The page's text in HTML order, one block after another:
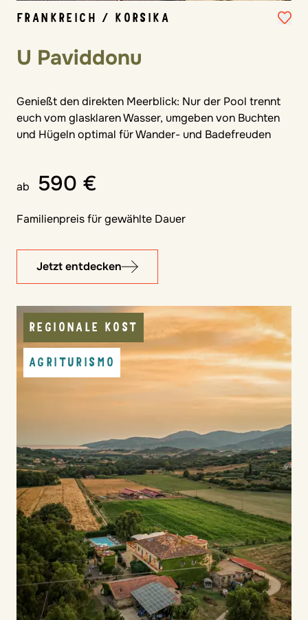
FRANKREICH / KORSIKA
U Paviddonu
Genießt den direkten Meerblick: Nur der Pool trennt
euch vom glasklaren Wasser, umgeben von Buchten
und Hügeln optimal für Wander- und Badefreuden
ab 590 €
Familienpreis für gewählte Dauer
Jetzt entdecken
REGIONALE KOST
AGRITURISMO